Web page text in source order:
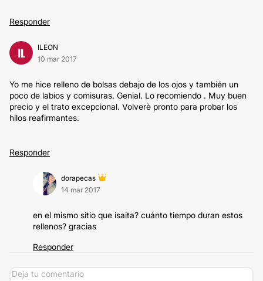
Responder
IL
ILEON
10 mar 2017
Yo me hice relleno de bolsas debajo de los ojos y también un
poco de labios y comisuras. Genial. Lo recomiendo . Muy buen
precio y el trato excepcional. Volverè pronto para probar los
hilos reafirmantes.
Responder
dorapecas
14 mar 2017
en el mismo sitio que isaita? cuánto tiempo duran estos
rellenos? gracias
Responder